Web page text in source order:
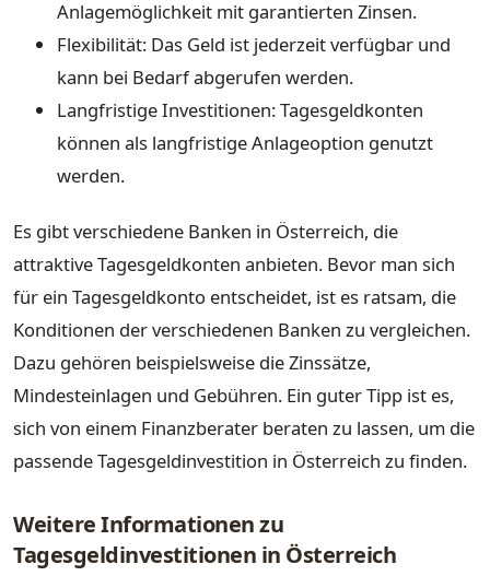
Anlagemöglichkeit mit garantierten Zinsen.
Flexibilität: Das Geld ist jederzeit verfügbar und
kann bei Bedarf abgerufen werden.
Langfristige Investitionen: Tagesgeldkonten
können als langfristige Anlageoption genutzt
werden.
Es gibt verschiedene Banken in Österreich, die
attraktive Tagesgeldkonten anbieten. Bevor man sich
für ein Tagesgeldkonto entscheidet, ist es ratsam, die
Konditionen der verschiedenen Banken zu vergleichen.
Dazu gehören beispielsweise die Zinssätze,
Mindesteinlagen und Gebühren. Ein guter Tipp ist es,
sich von einem Finanzberater beraten zu lassen, um die
passende Tagesgeldinvestition in Österreich zu finden.
Weitere Informationen zu
Tagesgeldinvestitionen in Österreich